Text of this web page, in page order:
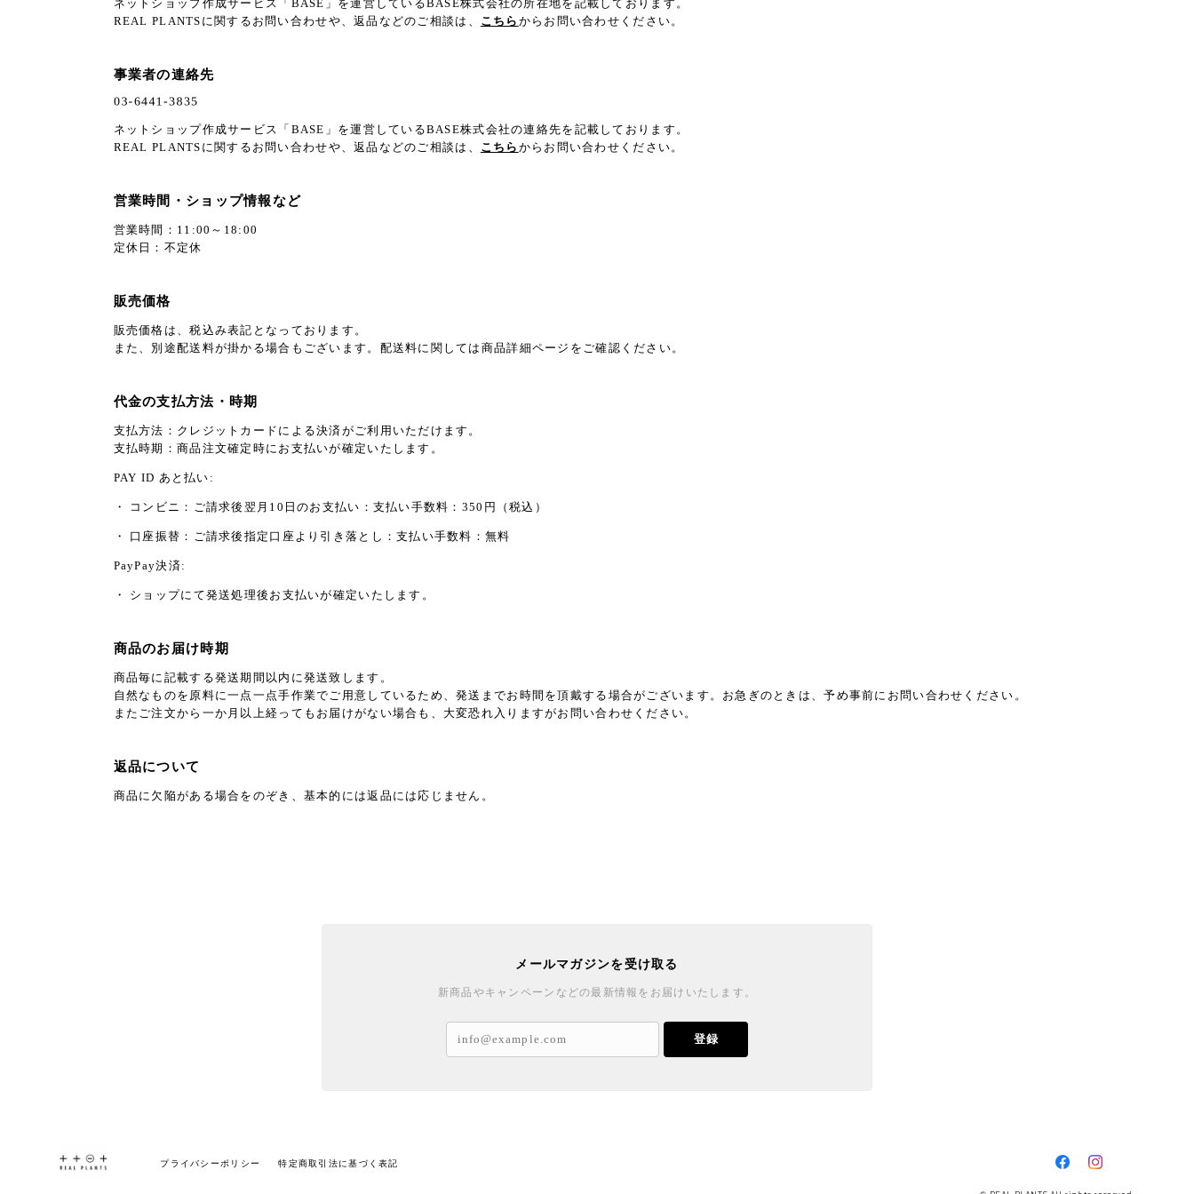
ネットショップ作成サービス「BASE」を運営しているBASE株式会社の所在地を記載しております。
REAL PLANTSに関するお問い合わせや、返品などのご相談は、 こちら からお問い合わせください。
事業者の連絡先
ネットショップ作成サービス「BASE」を運営しているBASE株式会社の連絡先を記載しております。
REAL PLANTSに関するお問い合わせや、返品などのご相談は、 こちら からお問い合わせください。
営業時間・ショップ情報など
営業時間：11:00～18:00
定休日：不定休
販売価格
販売価格は、税込み表記となっております。
また、別途配送料が掛かる場合もございます。配送料に関しては商品詳細ページをご確認ください。
代金の支払方法・時期
支払方法：クレジットカードによる決済がご利用いただけます。
支払時期：商品注文確定時にお支払いが確定いたします。
PAY ID あと払い:
・ コンビニ：ご請求後翌月10日のお支払い：支払い手数料：350円（税込）
・ 口座振替：ご請求後指定口座より引き落とし：支払い手数料：無料
PayPay決済:
・ ショップにて発送処理後お支払いが確定いたします。
商品のお届け時期
商品毎に記載する発送期間以内に発送致します。
自然なものを原料に一点一点手作業でご用意しているため、発送までお時間を頂戴する場合がございます。お急ぎのときは、予め事前にお問い合わせください。
またご注文から一か月以上経ってもお届けがない場合も、大変恐れ入りますがお問い合わせください。
返品について
商品に欠陥がある場合をのぞき、基本的には返品には応じません。
メールマガジンを受け取る
新商品やキャンペーンなどの最新情報をお届けいたします。
登録
プライバシーポリシー 特定商取引法に基づく表記